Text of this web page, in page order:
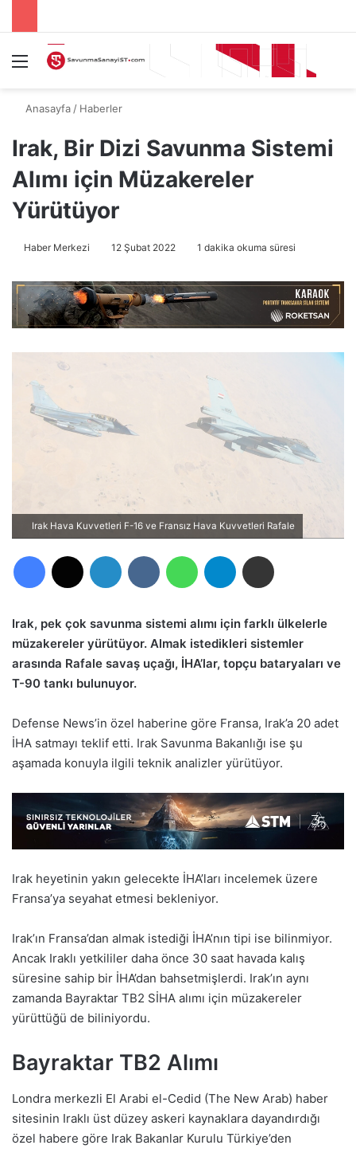
Menü
Anasayfa / Haberler
Irak, Bir Dizi Savunma Sistemi
Alımı için Müzakereler
Yürütüyor
Haber Merkezi 12 Şubat 2022 1 dakika okuma süresi
Irak Hava Kuvvetleri F-16 ve Fransız Hava Kuvvetleri Rafale
Irak, pek çok savunma sistemi alımı için farklı ülkelerle
müzakereler yürütüyor. Almak istedikleri sistemler
arasında Rafale savaş uçağı, İHA’lar, topçu bataryaları ve
T-90 tankı bulunuyor.
Defense News’in özel haberine göre Fransa, Irak’a 20 adet
İHA satmayı teklif etti. Irak Savunma Bakanlığı ise şu
aşamada konuyla ilgili teknik analizler yürütüyor.
Irak heyetinin yakın gelecekte İHA’ları incelemek üzere
Fransa’ya seyahat etmesi bekleniyor.
Irak’ın Fransa’dan almak istediği İHA’nın tipi ise bilinmiyor.
Ancak Iraklı yetkililer daha önce 30 saat havada kalış
süresine sahip bir İHA’dan bahsetmişlerdi. Irak’ın aynı
zamanda Bayraktar TB2 SİHA alımı için müzakereler
yürüttüğü de biliniyordu.
Bayraktar TB2 Alımı
Londra merkezli El Arabi el-Cedid (The New Arab) haber
sitesinin Iraklı üst düzey askeri kaynaklara dayandırdığı
özel habere göre Irak Bakanlar Kurulu Türkiye’den